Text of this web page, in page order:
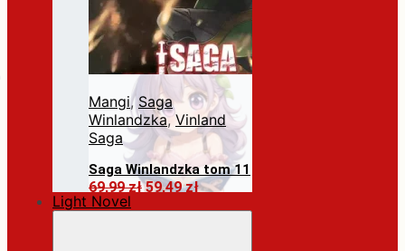
Mangi, Saga
Winlandzka, Vinland
Saga
Saga Winlandzka tom 11
69,99złPierwotna
59,49złAktualna
Dodaj do koszyka
Light Novel